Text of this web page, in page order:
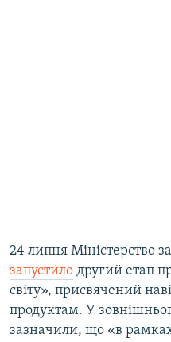
24 липня Міністерство
запустило другий етап
світу», присвячений
продуктам. У
зазначили, що «в